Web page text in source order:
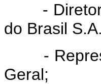
- Diretor
do Brasil
-
Geral;